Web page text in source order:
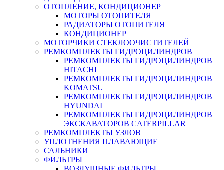
ОТОПЛЕНИЕ, КОНДИЦИОНЕР
МОТОРЫ ОТОПИТЕЛЯ
РАДИАТОРЫ ОТОПИТЕЛЯ
КОНДИЦИОНЕР
МОТОРЧИКИ СТЕКЛООЧИСТИТЕЛЕЙ
РЕМКОМПЛЕКТЫ ГИДРОЦИЛИНДРОВ
РЕМКОМПЛЕКТЫ ГИДРОЦИЛИНДРОВ
HITACHI
РЕМКОМПЛЕКТЫ ГИДРОЦИЛИНДРОВ
KOMATSU
РЕМКОМПЛЕКТЫ ГИДРОЦИЛИНДРОВ
HYUNDAI
РЕМКОМПЛЕКТЫ ГИДРОЦИЛИНДРОВ
ЭКСКАВАТОРОВ CATERPILLAR
РЕМКОМПЛЕКТЫ УЗЛОВ
УПЛОТНЕНИЯ ПЛАВАЮЩИЕ
САЛЬНИКИ
ФИЛЬТРЫ
ВОЗДУШНЫЕ ФИЛЬТРЫ